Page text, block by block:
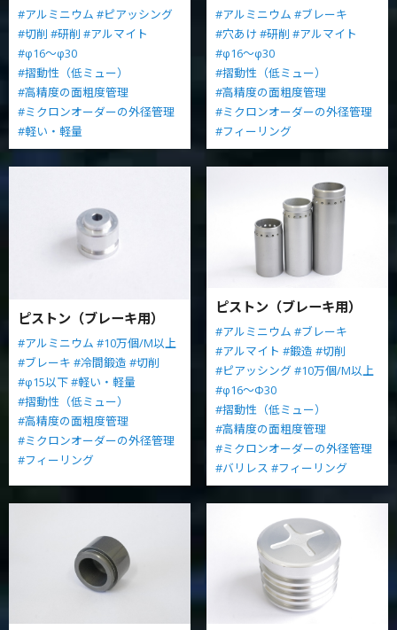
#アルミニウム #ピアッシング
#切削 #研削 #アルマイト
#φ16～φ30
#摺動性（低ミュー）
#高精度の面粗度管理
#ミクロンオーダーの外径管理
#軽い・軽量
#アルミニウム #ブレーキ
#穴あけ #研削 #アルマイト
#φ16～φ30
#摺動性（低ミュー）
#高精度の面粗度管理
#ミクロンオーダーの外径管理
#フィーリング
ピストン（ブレーキ用）
#アルミニウム #10万個/M以上
#ブレーキ #冷間鍛造 #切削
#φ15以下#軽い・軽量
#摺動性（低ミュー）
#高精度の面粗度管理
#ミクロンオーダーの外径管理
#フィーリング
ピストン（ブレーキ用）
#アルミニウム #ブレーキ
#アルマイト #鍛造 #切削
#ピアッシング #10万個/M以上
#φ16～Φ30
#摺動性（低ミュー）
#高精度の面粗度管理
#ミクロンオーダーの外径管理
#バリレス #フィーリング